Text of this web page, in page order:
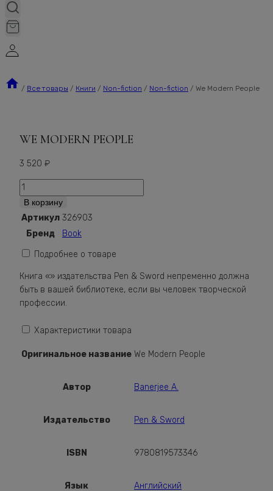
/ Все товары / Книги / Non-fiction / Non-fiction / We Modern People
WE MODERN PEOPLE
3 520 ₽
Количество
We
Modern
People
В корзину
Артикул 326903
Бренд
Book
Подробнее о товаре
Книга «» издательства Pen & Sword непременно должна
быть в вашей библиотеке, если вы человек творческой
профессии.
Характеристики товара
Оригинальное название We Modern People
Автор Banerjee A.
Издательство Pen & Sword
ISBN 9780819573346
Язык Английский